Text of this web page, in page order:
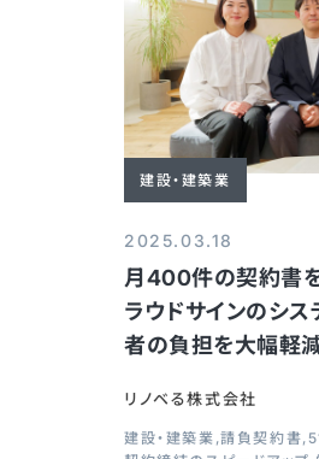
建設・建築業
2025.03.18
月400件の契約書
ラウドサインのシ
者の負担を大幅軽
リノベる株式会社
建設・建築業 請負契約書